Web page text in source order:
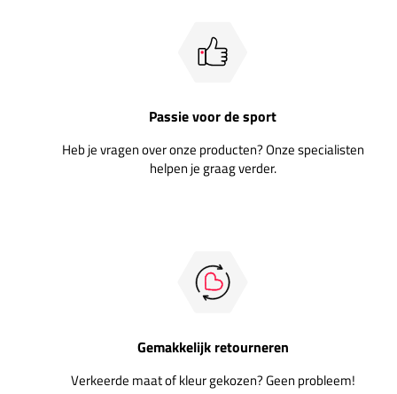
Passie voor de sport
Heb je vragen over onze producten? Onze specialisten
helpen je graag verder.
Gemakkelijk retourneren
Verkeerde maat of kleur gekozen? Geen probleem!